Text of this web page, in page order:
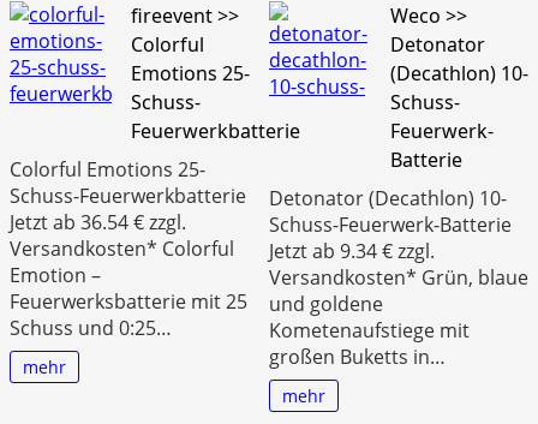
fireevent >>
Colorful
Emotions 25-
Schuss-
Feuerwerkbatterie
Colorful Emotions 25-
Schuss-Feuerwerkbatterie
Jetzt ab 36.54 € zzgl.
Versandkosten* Colorful
Emotion –
Feuerwerksbatterie mit 25
Schuss und 0:25…
mehr
Weco >>
Detonator
(Decathlon) 10-
Schuss-
Feuerwerk-
Batterie
Detonator (Decathlon) 10-
Schuss-Feuerwerk-Batterie
Jetzt ab 9.34 € zzgl.
Versandkosten* Grün, blaue
und goldene
Kometenaufstiege mit
großen Buketts in…
mehr